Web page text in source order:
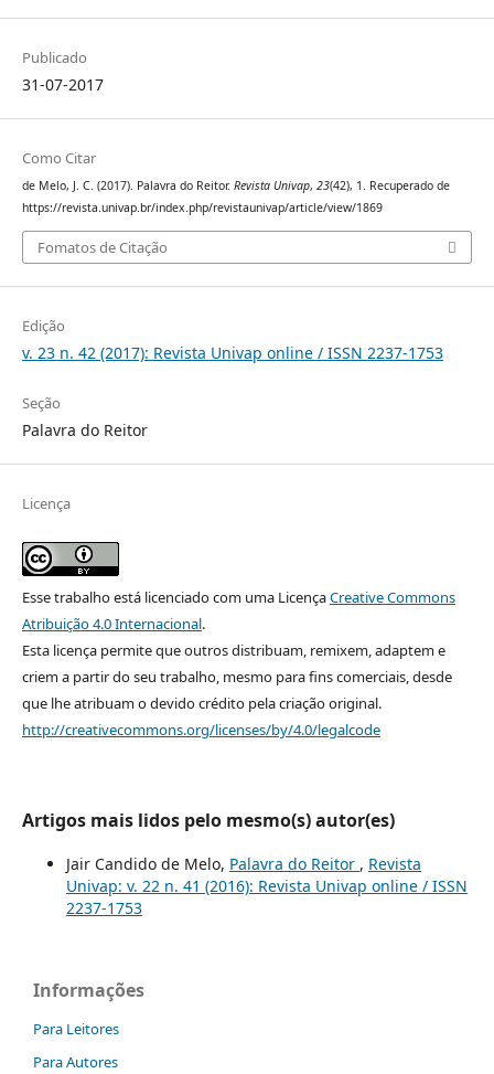
Publicado
31-07-2017
Como Citar
de Melo, J. C. (2017). Palavra do Reitor. Revista Univap, 23(42), 1. Recuperado de
https://revista.univap.br/index.php/revistaunivap/article/view/1869
Fomatos de Citação
Edição
v. 23 n. 42 (2017): Revista Univap online / ISSN 2237-1753
Seção
Palavra do Reitor
Licença
Esse trabalho está licenciado com uma LicençaCreative Commons
Atribuição 4.0 Internacional.
Esta licença permite que outros distribuam, remixem, adaptem e
criem a partir do seu trabalho, mesmo para fins comerciais, desde
que lhe atribuam o devido crédito pela criação original.
http://creativecommons.org/licenses/by/4.0/legalcode
Artigos mais lidos pelo mesmo(s) autor(es)
Jair Candido de Melo, Palavra do Reitor , Revista
Univap: v. 22 n. 41 (2016): Revista Univap online / ISSN
2237-1753
Informações
Para Leitores
Para Autores